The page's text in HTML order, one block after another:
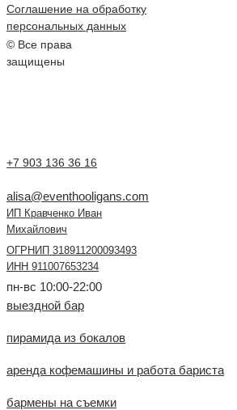
Соглашение на обработку
персональных данных
© Все права
защищены
+7 903 136 36 16
alisa@eventhooligans.com
ИП Кравченко Иван
Михайлович
ОГРНИП 318911200093493
ИНН 911007653234
пн-вс 10:00-22:00
выездной бар
пирамида из бокалов
аренда кофемашины и работа бариста
бармены на съемки